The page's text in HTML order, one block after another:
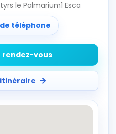
le Palmarium1 Esca
téléphone
rendez-vous